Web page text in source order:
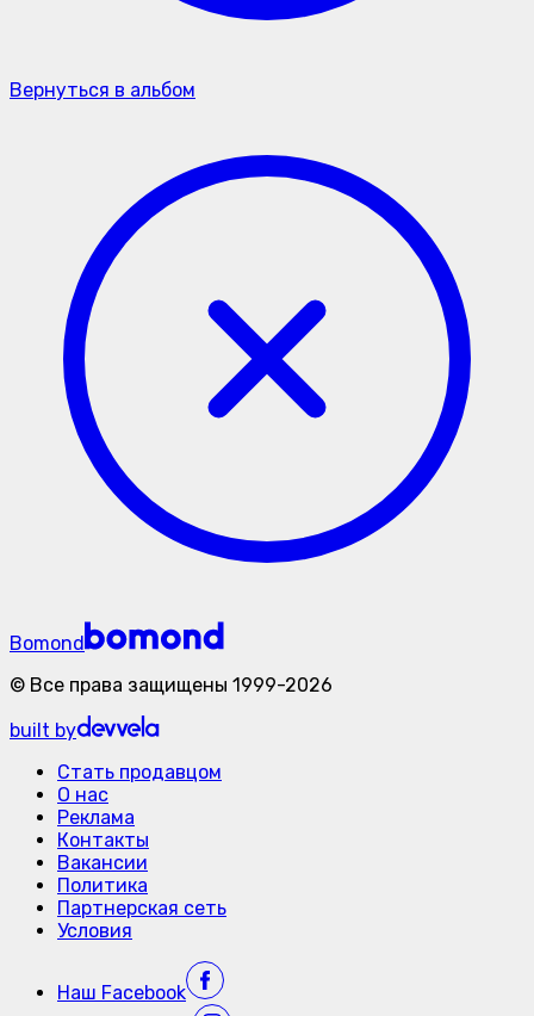
Вернуться в альбом
Bomond
© Все права защищены 1999-2026
built by
Стать продавцом
О нас
Реклама
Контакты
Вакансии
Политика
Партнерская сеть
Условия
Наш Facebook